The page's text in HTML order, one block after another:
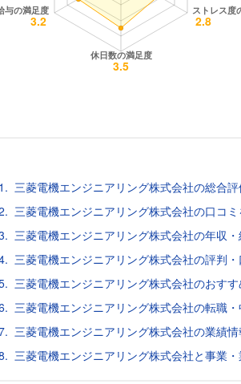
三菱電機エンジニアリング株式会社の総合
三菱電機エンジニアリング株式会社の口コ
三菱電機エンジニアリング株式会社の年収
三菱電機エンジニアリング株式会社の評判・
三菱電機エンジニアリング株式会社のおす
三菱電機エンジニアリング株式会社の転職
三菱電機エンジニアリング株式会社の業績情
三菱電機エンジニアリング株式会社と事業